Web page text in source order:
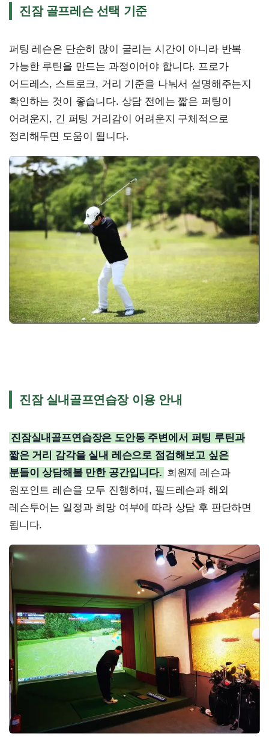
진잠 골프레슨 선택 기준
퍼팅 레슨은 단순히 많이 굴리는 시간이 아니라 반복
가능한 루틴을 만드는 과정이어야 합니다. 프로가
어드레스, 스트로크, 거리 기준을 나눠서 설명해주는지
확인하는 것이 좋습니다. 상담 전에는 짧은 퍼팅이
어려운지, 긴 퍼팅 거리감이 어려운지 구체적으로
정리해두면 도움이 됩니다.
진잠 실내골프연습장 이용 안내
진잠실내골프연습장은 도안동 주변에서 퍼팅 루틴과
짧은 거리 감각을 실내 레슨으로 점검해보고 싶은
분들이 상담해볼 만한 공간입니다. 회원제 레슨과
원포인트 레슨을 모두 진행하며, 필드레슨과 해외
레슨투어는 일정과 희망 여부에 따라 상담 후 판단하면
됩니다.